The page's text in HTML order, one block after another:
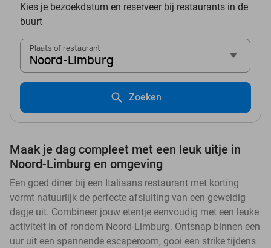
Kies je bezoekdatum en reserveer bij restaurants in de
buurt
Plaats of restaurant
Noord-Limburg
Zoeken
Maak je dag compleet met een leuk uitje in
Noord-Limburg en omgeving
Een goed diner bij een Italiaans restaurant met korting
vormt natuurlijk de perfecte afsluiting van een geweldig
dagje uit. Combineer jouw etentje eenvoudig met een leuke
activiteit in of rondom Noord-Limburg. Ontsnap binnen een
uur uit een spannende escaperoom, gooi een strike tijdens